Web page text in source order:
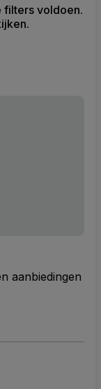
filters voldoen.
aanbiedingen